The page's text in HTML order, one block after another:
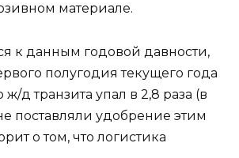
материале.
к данным годовой давности,
полугодия текущего года
д транзита упал в 2,8 раза (в
поставляли удобрение этим
о том, что логистика